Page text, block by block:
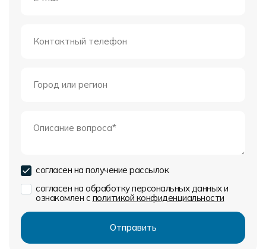
согласен на получение рассылок
согласен на обработку персональных данных и
ознакомлен с политикой конфиденциальности